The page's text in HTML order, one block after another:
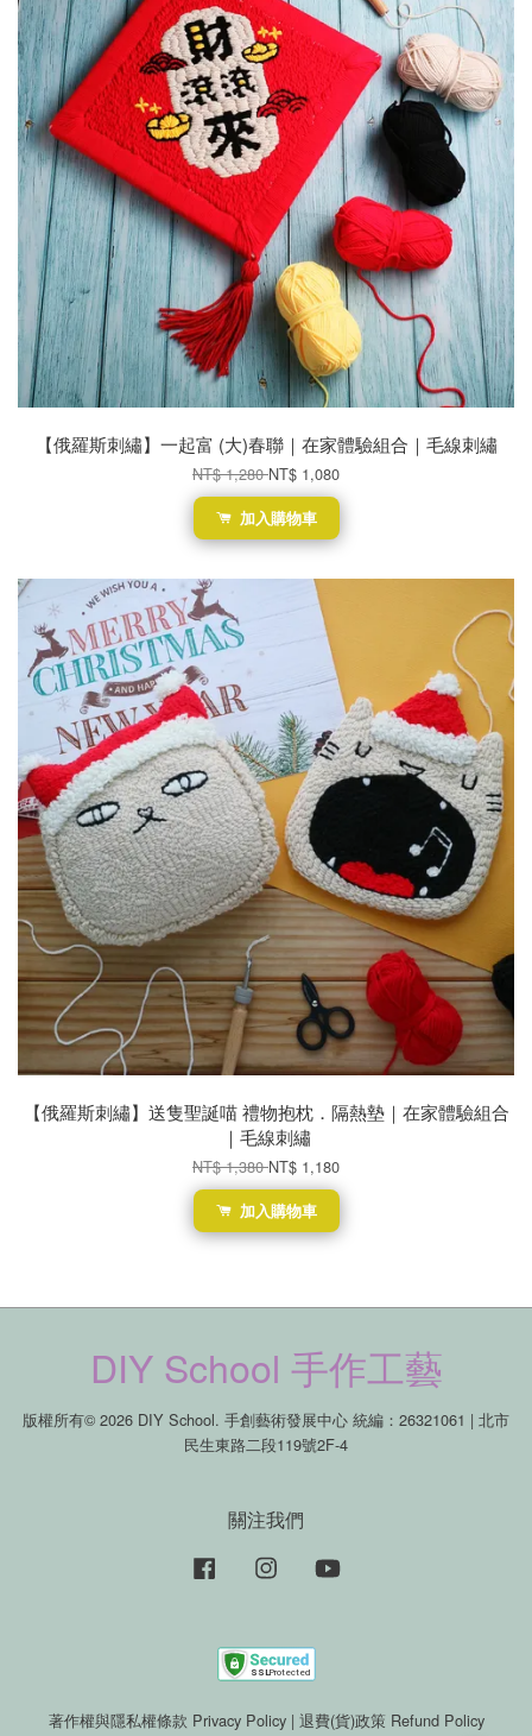
【俄羅斯刺繡】一起富 (大)春聯｜在家體驗組合｜毛線刺繡
NT$ 1,280NT$ 1,080
加入購物車
【俄羅斯刺繡】送隻聖誕喵 禮物抱枕．隔熱墊｜在家體驗組合
｜毛線刺繡
NT$ 1,380NT$ 1,180
加入購物車
DIY School 手作工藝
版權所有© 2026 DIY School. 手創藝術發展中心 統編：26321061 | 北市
民生東路二段119號2F-4
關注我們
Facebook Instagram
著作權與隱私權條款 Privacy Policy| 退費(貨)政策 Refund Policy